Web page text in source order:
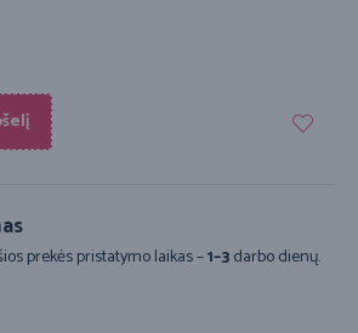
prekės pristatymo laikas –1–3darbo dienų.